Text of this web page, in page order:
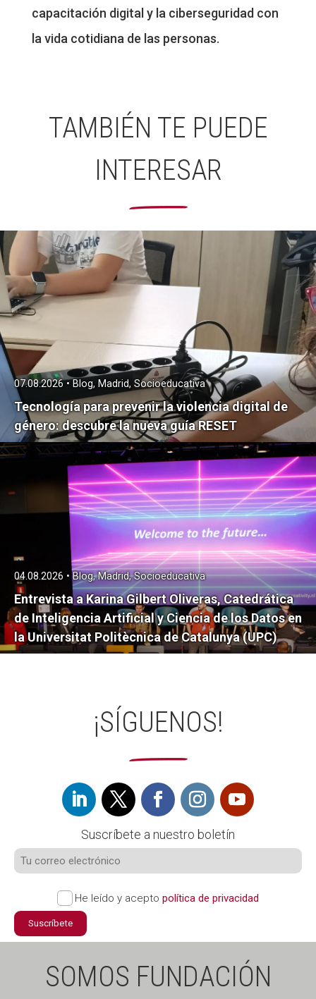
capacitación digital y la ciberseguridad con
la vida cotidiana de las personas.
TAMBIÉN TE PUEDE
INTERESAR
Tecnología para prevenir la violencia digital de
género: descubre la nueva guía RESET
07.08.2026 • Blog, Madrid, Socioeducativa
Entrevista a Karina Gilbert Oliveras, Catedrática
de Inteligencia Artificial y Ciencia de los Datos en
la Universitat Politècnica de Catalunya (UPC)
04.08.2026 • Blog, Madrid, Socioeducativa
¡SÍGUENOS!
Suscríbete a nuestro boletín
He leído y acepto política de privacidad
Suscríbete
SOMOS FUNDACIÓN